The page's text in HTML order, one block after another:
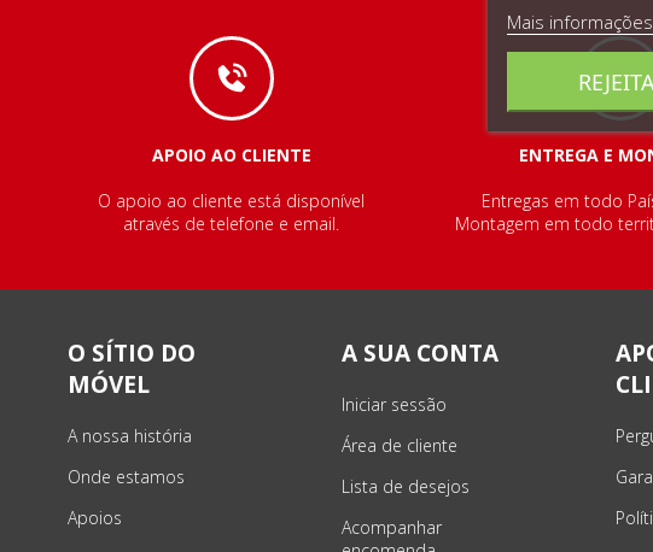
APOIO AO CLIENTE ENTREGA E
O apoio ao cliente está disponível
através de telefone e email.
Entregas em todo
Montagem em todo
O SÍTIO DO
MÓVEL
A nossa história
Onde estamos
Apoios
A SUA CONTA
Iniciar sessão
Área de cliente
Lista de desejos
Acompanhar
Mais informações